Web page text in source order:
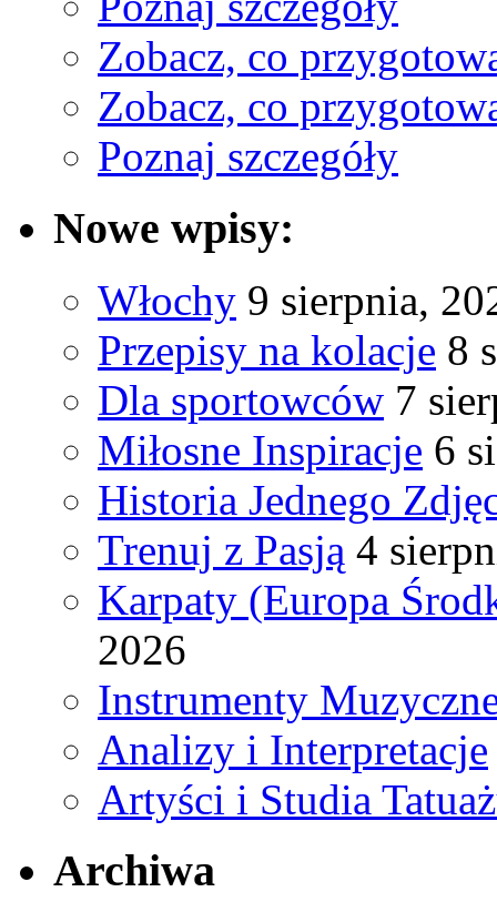
Zobacz, co
Zobacz, co
Poznaj szczegóły
Nowe wpisy:
Włochy 9 sierpnia,
Przepisy na kolacje 8
Dla sportowców 7
Miłosne Inspiracje 6
Historia Jednego
Trenuj z Pasją 4
Karpaty (Europa
2026
Instrumenty
Analizy i Interpretacje
Artyści i Studia
Archiwa